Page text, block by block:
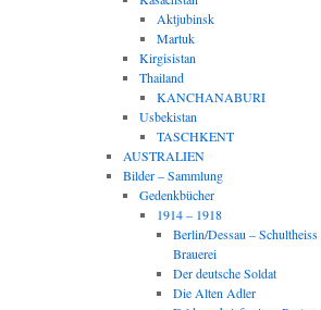
Aktjubinsk
Martuk
Kirgisistan
Thailand
KANCHANABURI
Usbekistan
TASCHKENT
AUSTRALIEN
Bilder – Sammlung
Gedenkbücher
1914 – 1918
Berlin/Dessau – Schultheiss
Brauerei
Der deutsche Soldat
Die Alten Adler